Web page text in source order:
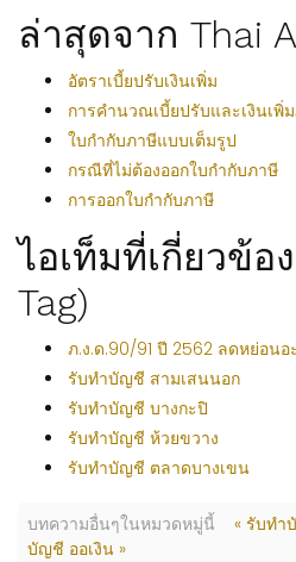
ล่าสุดจาก Thai
อัตราเบี้ยปรับเงินเพิ่ม
การคำนวณเบี้ยปรับและเงินเพิ่
ใบกำกับภาษีแบบเต็มรูป
กรณีที่ไม่ต้องออกใบกำกับภาษี
การออกใบกำกับภาษี
ไอเท็มที่เกี่ยวข้อ
Tag)
ภ.ง.ด.90/91 ปี 2562 ลดหย่อนอ
รับทำบัญชี สามเสนนอก
รับทำบัญชี บางกะปิ
รับทำบัญชี ห้วยขวาง
รับทำบัญชี ตลาดบางเขน
บทความอื่นๆในหมวดหมู่นี้ « รับทำ
บัญชี ออเงิน »